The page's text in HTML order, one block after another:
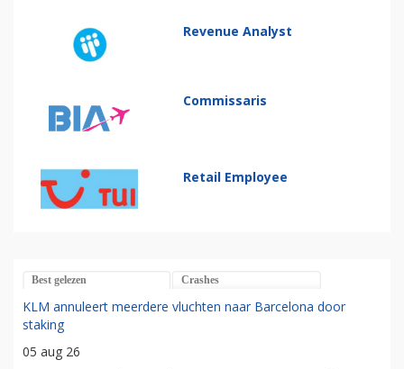
Revenue Analyst
Commissaris
Retail Employee
Best gelezen Crashes
KLM annuleert meerdere vluchten naar Barcelona door
staking
05 aug 26